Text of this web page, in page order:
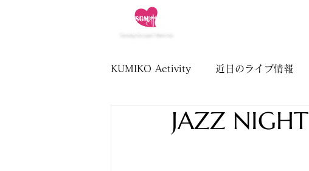
Website
KUMIKO
Sarang Gospel Ministry
KUMIKO Activity 近日のライブ情報
JAZZ NIGHT